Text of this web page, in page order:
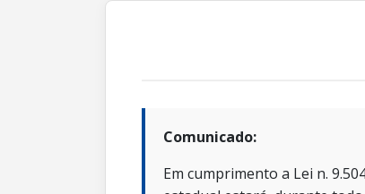
Comunicado:
Em cumprimento a Lei n.